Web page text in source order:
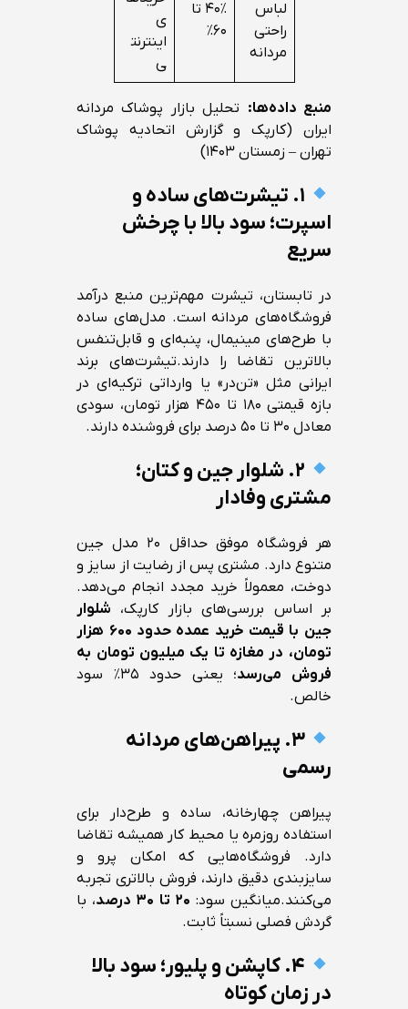
لباس
راحتی
مردانه
۴۰٪ تا
۶۰٪
ی
اینترنت
ی
منبع داده‌ها: تحلیل بازار پوشاک مردانه
ایران (کارپک و گزارش اتحادیه پوشاک
تهران – زمستان ۱۴۰۳)
۱. تیشرت‌های ساده و
اسپرت؛ سود بالا با چرخش
سریع
در تابستان، تیشرت مهم‌ترین منبع درآمد
فروشگاه‌های مردانه است. مدل‌های ساده
با طرح‌های مینیمال، پنبه‌ای و قابل‌تنفس
بالاترین تقاضا را دارند.تیشرت‌های برند
ایرانی مثل «تن‌در» یا وارداتی ترکیه‌ای در
بازه قیمتی ۱۸۰ تا ۴۵۰ هزار تومان، سودی
معادل ۳۰ تا ۵۰ درصد برای فروشنده دارند.
۲. شلوار جین و کتان؛
مشتری وفادار
هر فروشگاه موفق حداقل ۲۰ مدل جین
متنوع دارد. مشتری پس از رضایت از سایز و
دوخت، معمولاً خرید مجدد انجام می‌دهد.
بر اساس بررسی‌های بازار کارپک، شلوار
جین با قیمت خرید عمده حدود ۶۰۰ هزار
تومان، در مغازه تا یک میلیون تومان به
فروش می‌رسد
؛ یعنی حدود ۳۵٪ سود
خالص.
۳. پیراهن‌های مردانه
رسمی
پیراهن چهارخانه، ساده و طرح‌دار برای
استفاده روزمره یا محیط کار همیشه تقاضا
دارد. فروشگاه‌هایی که امکان پرو و
سایزبندی دقیق دارند، فروش بالاتری تجربه
می‌کنند.میانگین سود: ۲۰ تا ۳۰ درصد
، با
گردش فصلی نسبتاً ثابت.
۴. کاپشن و پلیور؛ سود بالا
در زمان کوتاه